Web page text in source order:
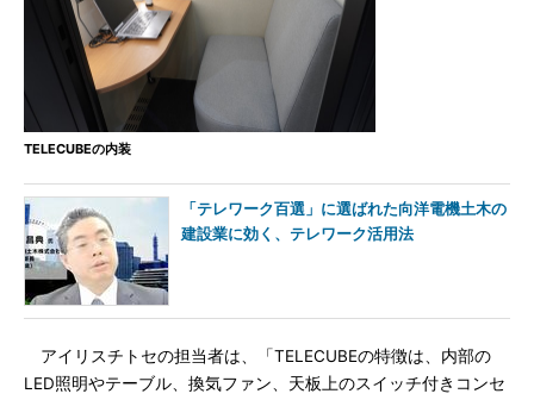
TELECUBEの内装
「テレワーク百選」に選ばれた向洋電機土木の
建設業に効く、テレワーク活用法
アイリスチトセの担当者は、「TELECUBEの特徴は、内部の
LED照明やテーブル、換気ファン、天板上のスイッチ付きコンセ